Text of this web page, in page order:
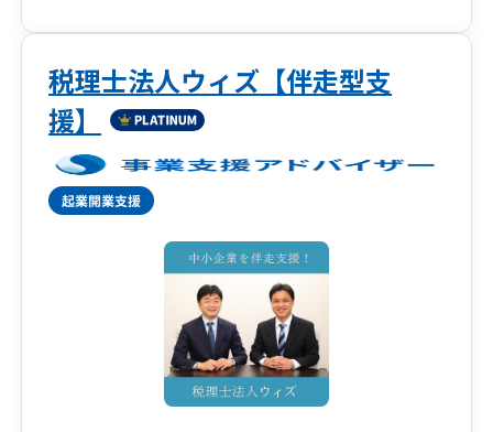
税理士法人ウィズ【伴走型支
援】